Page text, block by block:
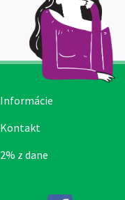
Informácie
Kontakt
2% z dane